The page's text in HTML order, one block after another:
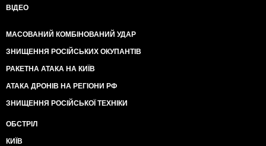
ВІДЕО
МАСОВАНИЙ КОМБІНОВАНИЙ УДАР
ЗНИЩЕННЯ РОСІЙСЬКИХ ОКУПАНТІВ
РАКЕТНА АТАКА НА КИЇВ
АТАКА ДРОНІВ НА РЕГІОНИ РФ
ЗНИЩЕННЯ РОСІЙСЬКОЇ ТЕХНІКИ
ОБСТРІЛ
КИЇВ